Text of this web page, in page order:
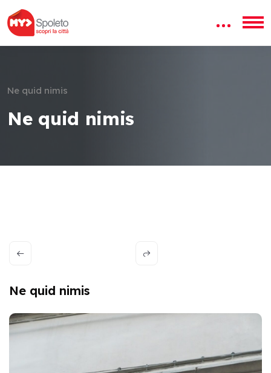
Ne quid nimis
Ne quid nimis
Ne quid nimis